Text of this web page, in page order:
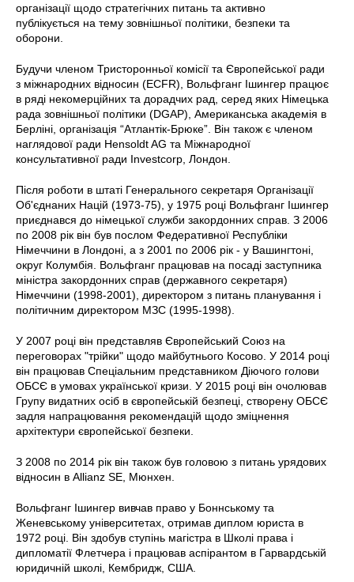
організації щодо стратегічних питань та активно
публікується на тему зовнішньої політики, безпеки та
оборони.
Будучи членом Тристоронньої комісії та Європейської ради
з міжнародних відносин (ECFR), Вольфганг Ішингер працює
в ряді некомерційних та дорадчих рад, серед яких Німецька
рада зовнішньої політики (DGAP), Американська академія в
Берліні, організація “Атлантік-Брюке”. Він також є членом
наглядової ради Hensoldt AG та Міжнародної
консультативної ради Investcorp, Лондон.
Після роботи в штаті Генерального секретаря Організації
Об'єднаних Націй (1973-75), у 1975 році Вольфганг Ішингер
приєднався до німецької служби закордонних справ. З 2006
по 2008 рік він був послом Федеративної Республіки
Німеччини в Лондоні, а з 2001 по 2006 рік - у Вашингтоні,
округ Колумбія. Вольфганг працював на посаді заступника
міністра закордонних справ (державного секретаря)
Німеччини (1998-2001), директором з питань планування і
політичним директором МЗС (1995-1998).
У 2007 році він представляв Європейський Союз на
переговорах "трійки" щодо майбутнього Косово. У 2014 році
він працював Спеціальним представником Діючого голови
ОБСЄ в умовах української кризи. У 2015 році він очолював
Групу видатних осіб в європейській безпеці, створену ОБСЄ
задля напрацювання рекомендацій щодо зміцнення
архітектури європейської безпеки.
З 2008 по 2014 рік він також був головою з питань урядових
відносин в Allianz SE, Мюнхен.
Вольфганг Ішингер вивчав право у Боннському та
Женевському університетах, отримав диплом юриста в
1972 році. Він здобув ступінь магістра в Школі права і
дипломатії Флетчера і працював аспірантом в Гарвардській
юридичній школі, Кембридж, США.